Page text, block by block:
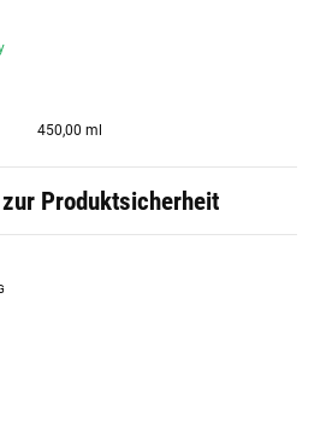
450,00 ml
Produktsicherheit